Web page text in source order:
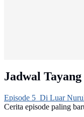
Jadwal
Episode 5 Di Luar
Cerita episode paling